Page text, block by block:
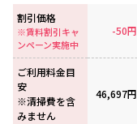
割引価格
※賃料割引キャ
ンペーン実施中
-50円
ご利用料金目
安
※清掃費を含
みません
46,697円